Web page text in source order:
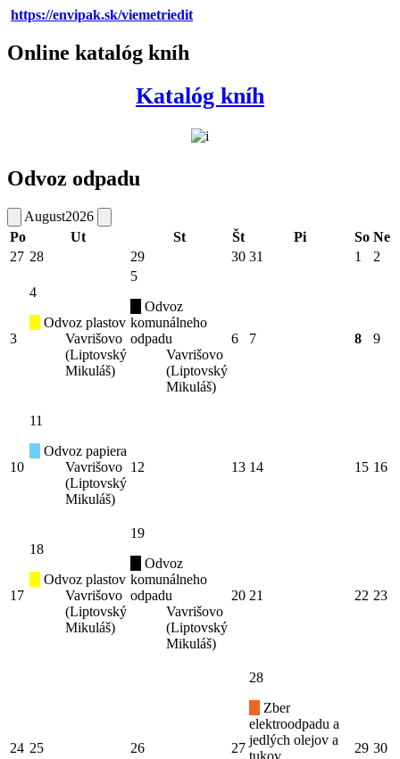
https://envipak.sk/viemetriedit
Online katalóg kníh
Katalóg kníh
Odvoz odpadu
August2026
Po
Ut St Št Pi So Ne
27 28 29 30 31 1 2
3
4
Odvoz plastov
Vavrišovo
(Liptovský
Mikuláš)
5
Odvoz
komunálneho
odpadu
Vavrišovo
(Liptovský
Mikuláš)
6 7 8 9
10
11
Odvoz papiera
Vavrišovo
(Liptovský
Mikuláš)
12 13 14 15 16
17
18
Odvoz plastov
Vavrišovo
(Liptovský
Mikuláš)
19
Odvoz
komunálneho
odpadu
Vavrišovo
(Liptovský
Mikuláš)
20 21 22 23
24 25 26 27
28
Zber
elektroodpadu a
jedlých olejov a
29 30